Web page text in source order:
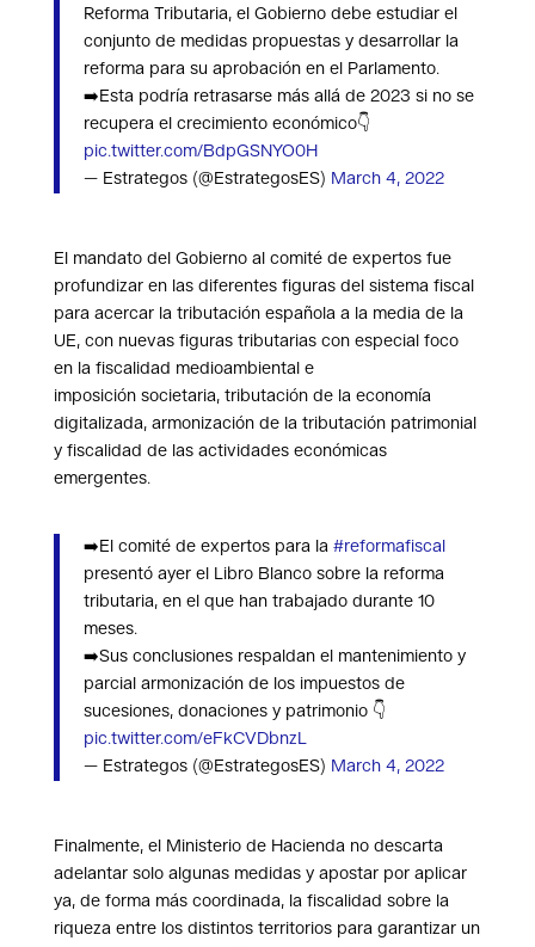
Reforma Tributaria, el Gobierno debe estudiar el
conjunto de medidas propuestas y desarrollar la
reforma para su aprobación en el Parlamento.
➡️Esta podría retrasarse más allá de 2023 si no se
recupera el crecimiento económico👇
pic.twitter.com/BdpGSNYO0H
— Estrategos (@EstrategosES) March 4, 2022
El mandato del Gobierno al comité de expertos fue
profundizar en las diferentes figuras del sistema fiscal
para acercar la tributación española a la media de la
UE, con nuevas figuras tributarias con especial foco
en la fiscalidad medioambiental e
imposición societaria, tributación de la economía
digitalizada, armonización de la tributación patrimonial
y fiscalidad de las actividades económicas
emergentes.
➡️El comité de expertos para la #reformafiscal
presentó ayer el Libro Blanco sobre la reforma
tributaria, en el que han trabajado durante 10
meses.
➡️Sus conclusiones respaldan el mantenimiento y
parcial armonización de los impuestos de
sucesiones, donaciones y patrimonio 👇
pic.twitter.com/eFkCVDbnzL
— Estrategos (@EstrategosES) March 4, 2022
Finalmente, el Ministerio de Hacienda no descarta
adelantar solo algunas medidas y apostar por aplicar
ya, de forma más coordinada, la fiscalidad sobre la
riqueza entre los distintos territorios para garantizar un